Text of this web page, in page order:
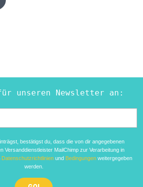
unseren Newsletter an:
bestätigst du, dass die von dir angegebenen
Versanddienstleister MailChimp zur Verarbeitung in
Datenschutzrichtlinien und Bedingungen weitergegeben
werden.